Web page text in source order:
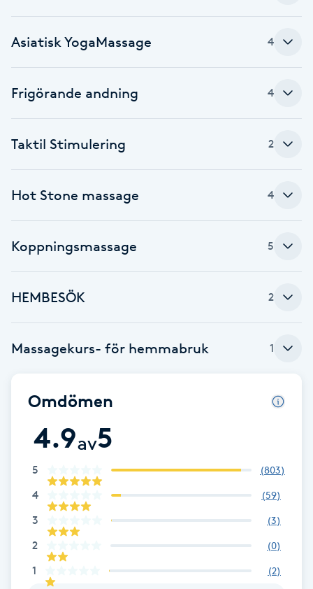
Damklippning
Diamantslipning
E
Extensions
Eyeliner-tatuering
F
Fet hårbotten
Fettreducering
Fibromassage
Fillers
Fotmassage
Asiatisk YogaMassage 4
Frigörande andning 4
Taktil Stimulering 2
Hot Stone massage 4
Koppningsmassage 5
HEMBESÖK 2
Massagekurs- för hemmabruk 1
Omdömen
4.9av5
5 (803)
4 (59)
3 (3)
2 (0)
1 (2)